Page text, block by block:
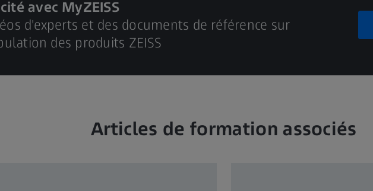
avec MyZEISS
d'experts et des documents de référence sur
des produits ZEISS
Articles de formation associés